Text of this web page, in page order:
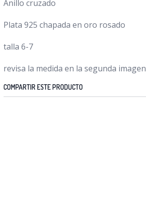
Anillo cruzado
Plata 925 chapada en oro rosado
talla 6-7
revisa la medida en la segunda imagen
COMPARTIR ESTE PRODUCTO